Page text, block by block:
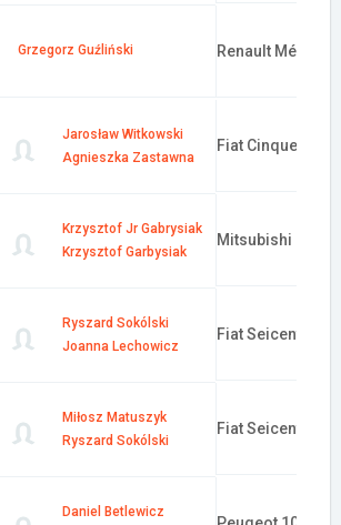
Grzegorz Guźliński Renault Mégane
Jarosław Witkowski
Agnieszka Zastawna
Fiat Cinquecento
Krzysztof Jr Gabrysiak
Krzysztof Garbysiak
Mitsubishi Colt
Ryszard Sokólski
Joanna Lechowicz
Fiat Seicento
Miłosz Matuszyk
Ryszard Sokólski
Fiat Seicento
Daniel Betlewicz